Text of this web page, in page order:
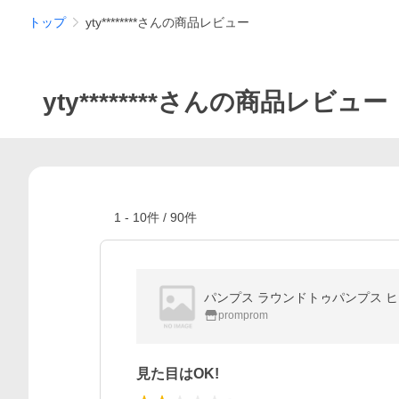
トップ yty********さんの商品レビュー
yty********さんの商品レビュー
1 - 10件 / 90件
パンプス ラウンドトゥパンプス
promprom
見た目はOK!